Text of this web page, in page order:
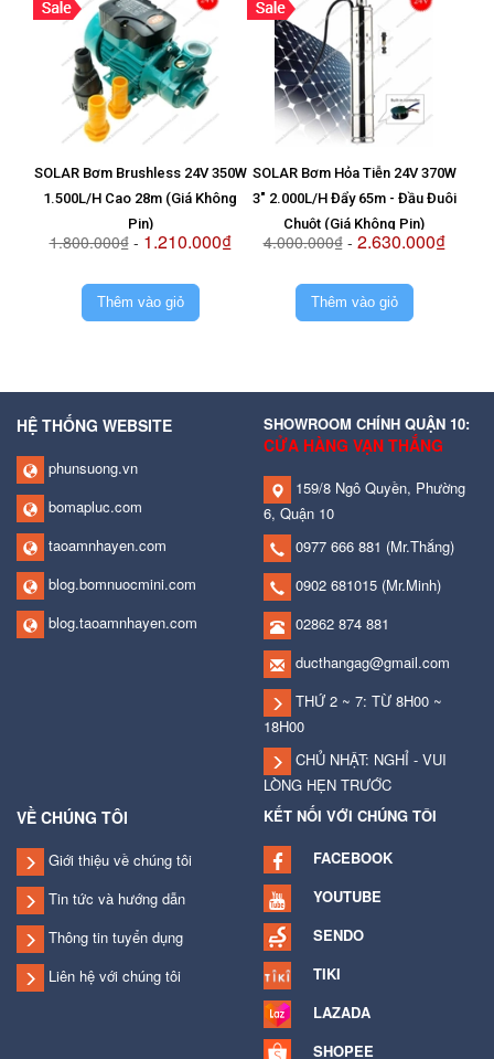
SOLAR Bơm Brushless 24V 350W
1.500L/H Cao 28m (Giá Không
Pin)
1.800.000₫- 1.210.000₫
Thêm vào giỏ
SOLAR Bơm Hỏa Tiễn 24V 370W
3" 2.000L/H Đẩy 65m - Đầu Đuôi
Chuột (Giá Không Pin)
4.000.000₫- 2.630.000₫
Thêm vào giỏ
HỆ THỐNG WEBSITE
phunsuong.vn
bomapluc.com
taoamnhayen.com
blog.bomnuocmini.com
blog.taoamnhayen.com
SHOWROOM CHÍNH QUẬN 10:
CỬA HÀNG VẠN THẮNG
159/8 Ngô Quyền, Phường
6, Quận 10
0977 666 881 (Mr.Thắng)
0902 681015 (Mr.Minh)
02862 874 881
ducthangag@gmail.com
THỨ 2 ~ 7: TỪ 8H00 ~
18H00
CHỦ NHẬT: NGHỈ - VUI
LÒNG HẸN TRƯỚC
VỀ CHÚNG TÔI
Giới thiệu về chúng tôi
Tin tức và hướng dẫn
Thông tin tuyển dụng
Liên hệ với chúng tôi
KẾT NỐI VỚI CHÚNG TÔI
FACEBOOK
YOUTUBE
SENDO
TIKI
LAZADA
SHOPEE